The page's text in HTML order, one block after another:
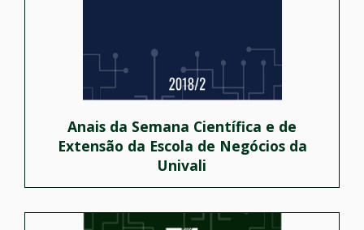
Anais da Semana Científica e de
Extensão da Escola de Negócios da
Univali